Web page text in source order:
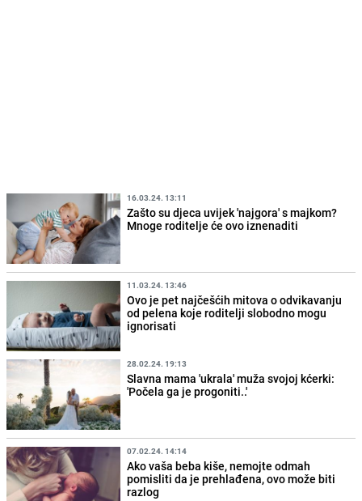
16.03.24. 13:11
Zašto su djeca uvijek 'najgora' s majkom?
Mnoge roditelje će ovo iznenaditi
11.03.24. 13:46
Ovo je pet najčešćih mitova o odvikavanju
od pelena koje roditelji slobodno mogu
ignorisati
28.02.24. 19:13
Slavna mama 'ukrala' muža svojoj kćerki:
'Počela ga je progoniti..'
07.02.24. 14:14
Ako vaša beba kiše, nemojte odmah
pomisliti da je prehlađena, ovo može biti
razlog